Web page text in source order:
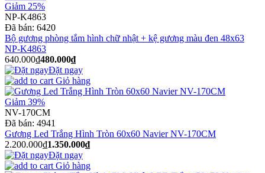
Giảm 25%
NP-K4863
Đã bán: 6420
Bộ gương phòng tắm hình chữ nhật + kệ gương màu đen 48x63
NP-K4863
640.000₫480.000₫
Đặt ngay
Giỏ hàng
Giảm 39%
NV-170CM
Đã bán: 4941
Gương Led Trắng Hình Tròn 60x60 Navier NV-170CM
2.200.000₫1.350.000₫
Đặt ngay
Giỏ hàng